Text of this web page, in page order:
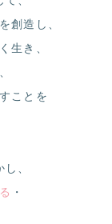
創造し、
生き、
ことを
、
・